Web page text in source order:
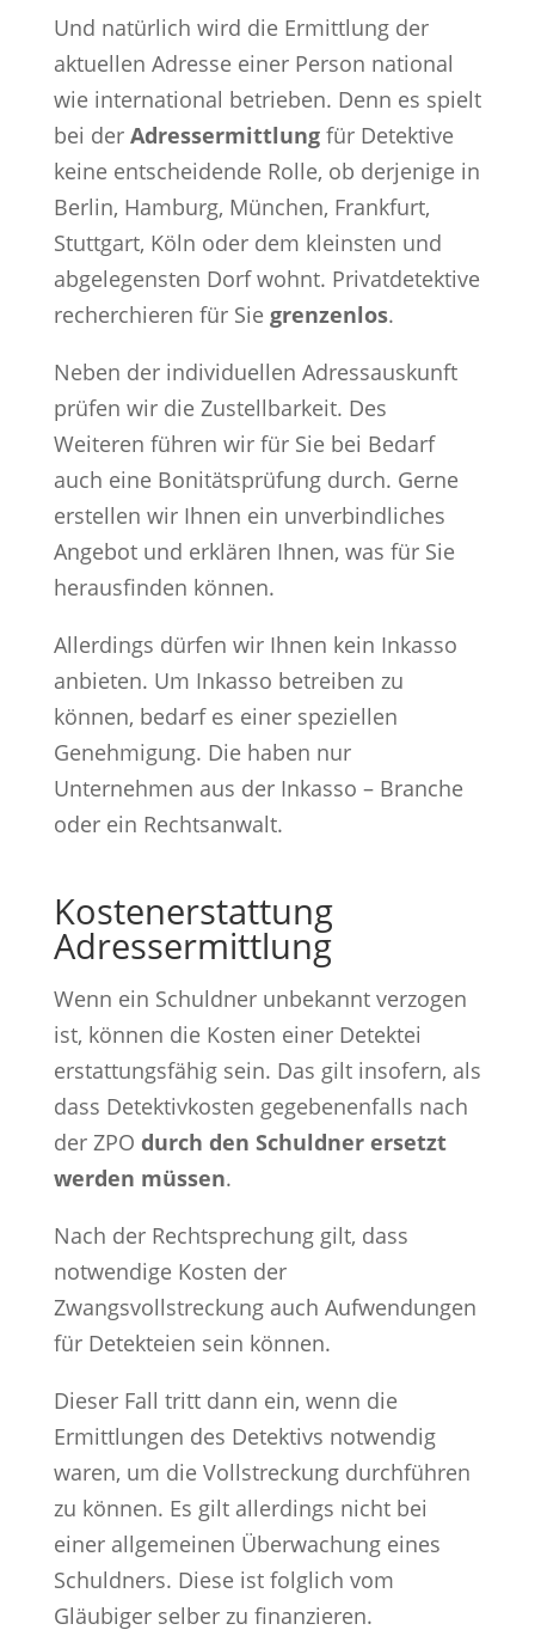
Und natürlich wird die Ermittlung der
aktuellen Adresse einer Person national
wie international betrieben. Denn es spielt
bei der Adressermittlungfür Detektive
keine entscheidende Rolle, ob derjenige in
Berlin, Hamburg, München, Frankfurt,
Stuttgart, Köln oder dem kleinsten und
abgelegensten Dorf wohnt. Privatdetektive
recherchieren für Sie grenzenlos.
Neben der individuellen Adressauskunft
prüfen wir die Zustellbarkeit. Des
Weiteren führen wir für Sie bei Bedarf
auch eine Bonitätsprüfung durch. Gerne
erstellen wir Ihnen ein unverbindliches
Angebot und erklären Ihnen, was für Sie
herausfinden können.
Allerdings dürfen wir Ihnen kein Inkasso
anbieten. Um Inkasso betreiben zu
können, bedarf es einer speziellen
Genehmigung. Die haben nur
Unternehmen aus der Inkasso – Branche
oder ein Rechtsanwalt.
Kostenerstattung
Adressermittlung
Wenn ein Schuldner unbekannt verzogen
ist, können die Kosten einer Detektei
erstattungsfähig sein. Das gilt insofern, als
dass Detektivkosten gegebenenfalls nach
der ZPO durch den Schuldner ersetzt
werden müssen.
Nach der Rechtsprechung gilt, dass
notwendige Kosten der
Zwangsvollstreckung auch Aufwendungen
für Detekteien sein können.
Dieser Fall tritt dann ein, wenn die
Ermittlungen des Detektivs notwendig
waren, um die Vollstreckung durchführen
zu können. Es gilt allerdings nicht bei
einer allgemeinen Überwachung eines
Schuldners. Diese ist folglich vom
Gläubiger selber zu finanzieren.